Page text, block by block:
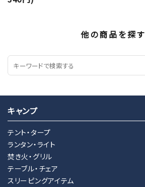
他の商品を探す
キャンプ
テント・タープ
ランタン・ライト
焚き火・グリル
テーブル・チェア
スリーピングアイテム